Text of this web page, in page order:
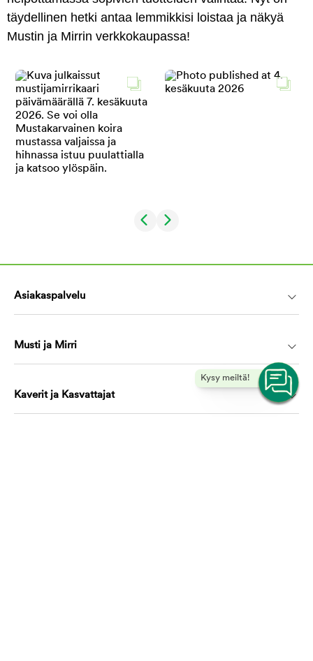
täydellinen hetki antaa lemmikkisi loistaa ja näkyä
Mustin ja Mirrin verkkokaupassa!
Kysy meiltä!
Asiakaspalvelu
Musti ja Mirri
Kaverit ja Kasvattajat